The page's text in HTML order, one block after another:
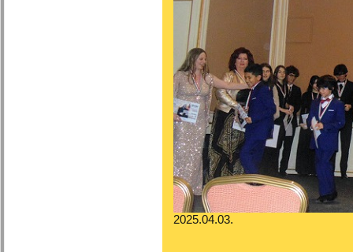
2025.04.03.